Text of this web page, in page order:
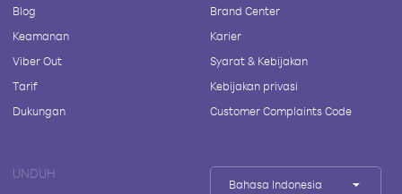
Blog
Keamanan
Viber Out
Tarif
Dukungan
Brand Center
Karier
Syarat & Kebijakan
Kebijakan privasi
Customer Complaints Code
UNDUH
Bahasa Indonesia